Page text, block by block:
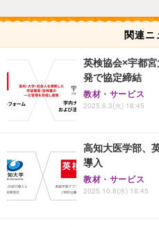
関連ニ
英検協会×宇都
発で協定締結
教材・サービス
2025.6.3(火) 18:45
高知大医学部、
導入
教材・サービス
2025.10.8(水) 18:45